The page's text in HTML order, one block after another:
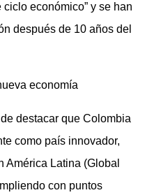
económico” y se han
después de 10 años del
economía
destacar que Colombia
como país innovador,
América Latina (Global
con puntos